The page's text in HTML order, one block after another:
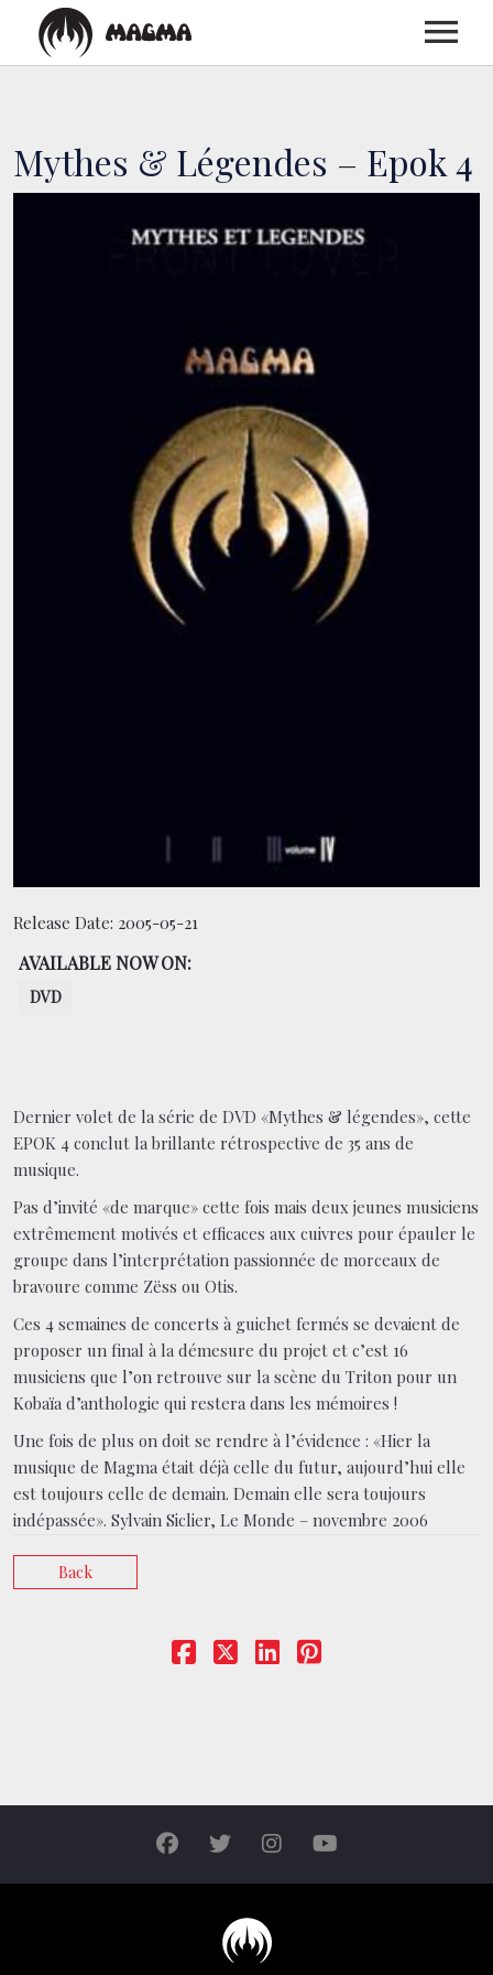
BIOGRAPHIE
MEDIAS
CONTACT
Mythes & Légendes – Epok 4
Release Date: 2005-05-21
AVAILABLE NOW ON:
DVD
Dernier volet de la série de DVD «Mythes & légendes», cette
EPOK 4 conclut la brillante rétrospective de 35 ans de
musique.
Pas d’invité «de marque» cette fois mais deux jeunes musiciens
extrêmement motivés et efficaces aux cuivres pour épauler le
groupe dans l’interprétation passionnée de morceaux de
bravoure comme Zëss ou Otis.
Ces 4 semaines de concerts à guichet fermés se devaient de
proposer un final à la démesure du projet et c’est 16
musiciens que l’on retrouve sur la scène du Triton pour un
Kobaïa d’anthologie qui restera dans les mémoires !
Une fois de plus on doit se rendre à l’évidence : «Hier la
musique de Magma était déjà celle du futur, aujourd’hui elle
est toujours celle de demain. Demain elle sera toujours
indépassée». Sylvain Siclier, Le Monde – novembre 2006
Back